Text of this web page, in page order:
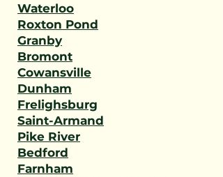
Waterloo
Roxton Pond
Granby
Bromont
Cowansville
Dunham
Frelighsburg
Saint-Armand
Pike River
Bedford
Farnham